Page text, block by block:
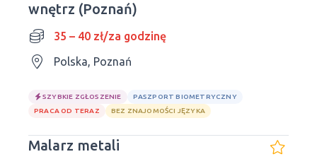
wnętrz (Poznań)
35 – 40 zł/za godzinę
Polska, Poznań
SZYBKIE ZGŁOSZENIE
PASZPORT BIOMETRYCZNY
PRACA OD TERAZ
BEZ ZNAJOMOŚCI JĘZYKA
Malarz metali